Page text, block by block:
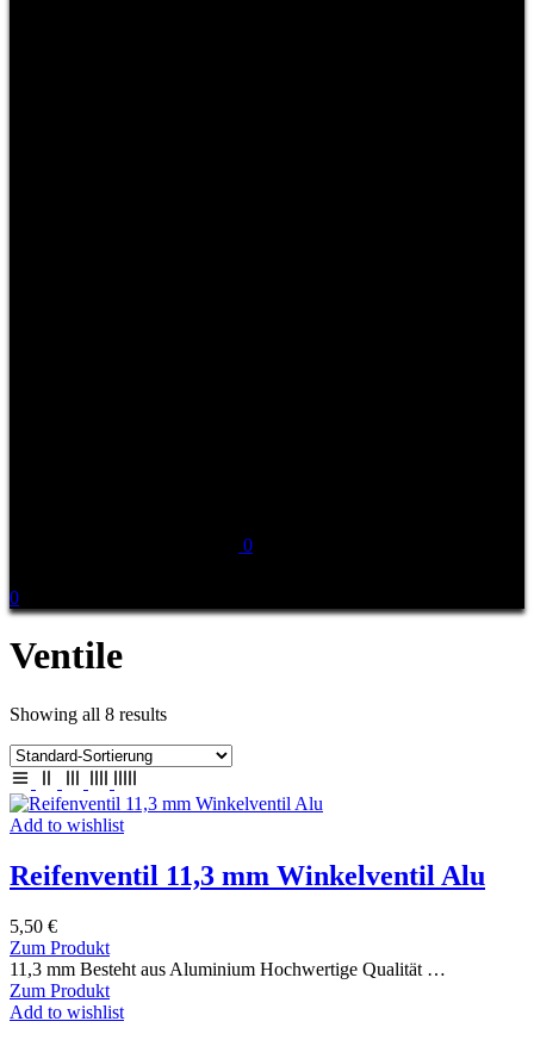
0
0
Ventile
Showing all 8 results
Add to wishlist
Reifenventil 11,3 mm Winkelventil Alu
5,50 €
Zum Produkt
11,3 mm Besteht aus Aluminium Hochwertige Qualität …
Zum Produkt
Add to wishlist